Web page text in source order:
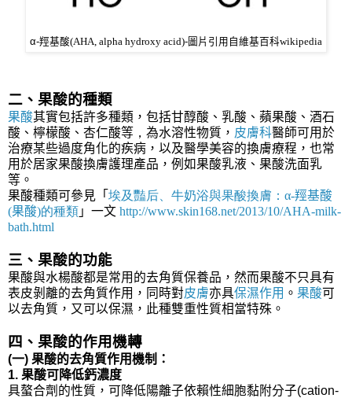
α-羥基酸(AHA, alpha hydroxy acid)-圖片引用自維基百科wikipedia
二、果酸的種類
果酸其實包括許多種類， 包括甘醇酸、乳酸、蘋果酸、酒石
酸、檸檬酸、杏仁酸等 ， 為水溶性物質， 皮膚科醫師可用於
治療某些過度角化的疾病，以及醫學美容的換膚療程，也常
用於居家果酸換膚護理產品，例如果酸乳液、 果酸洗面乳
等 。
果酸種類可參見「 埃及豔后、牛奶浴與果酸換膚：α-羥基酸
(果酸)的種類 」一文 http://www.skin168.net/2013/10/AHA-milk-
bath.html
三、果酸的功能
果酸與水楊酸都是常用的去角質保養品，然而果酸不只具有
表皮剝離的去角質作用，同時對皮膚亦具保濕作用 。 果酸可
以去角質，又可以保濕，此種雙重性質相當特殊。
四、果酸的作用機轉
(一) 果酸的去角質作用機制：
1. 果酸可降低鈣濃度
具螯合劑的性質，可降低陽離子依賴性細胞黏附分子(cation-